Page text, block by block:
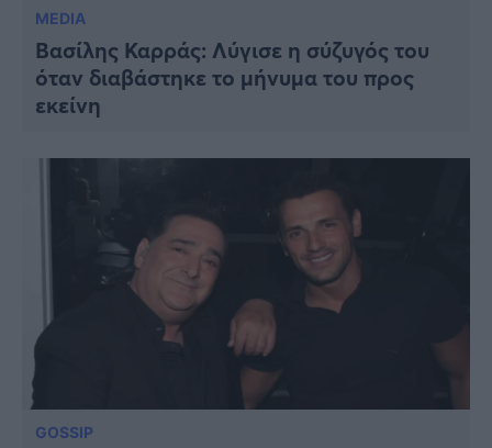
MEDIA
Βασίλης Καρράς: Λύγισε η σύζυγός του
όταν διαβάστηκε το μήνυμα του προς
εκείνη
GOSSIP